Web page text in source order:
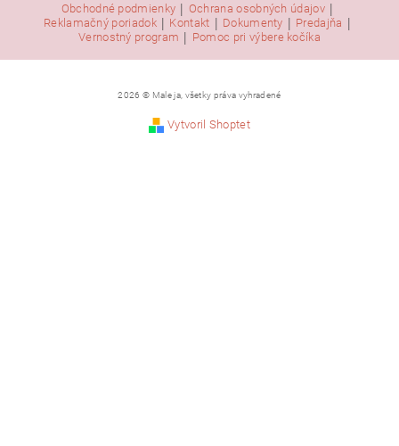
Obchodné podmienky | Ochrana osobných údajov |
Reklamačný poriadok | Kontakt | Dokumenty | Predajňa |
Vernostný program | Pomoc pri výbere kočíka
2026 © Male ja, všetky práva vyhradené
Vytvoril Shoptet